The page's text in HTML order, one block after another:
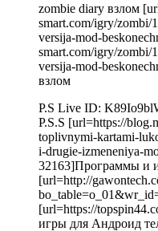
zombie diary взлом
smart.com/igry/zombi/
versija-mod-
smart.com/igry/zombi/
versija-mod-
взлом
P.S Live ID:
P.S.S [url=https://
toplivnymi-kartami-
i-drugie-izmeneniya-
32163]Программы и
[url=http://
[url=https://
игры для Андроид